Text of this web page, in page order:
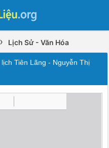
› Lịch Sử - Văn Hóa
Tiên Lãng - Nguyễn Thị